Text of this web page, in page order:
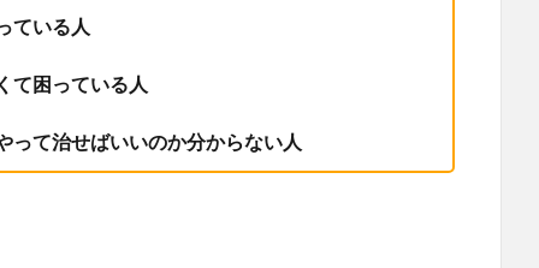
ている人
て困っている人
って治せばいいのか分からない人